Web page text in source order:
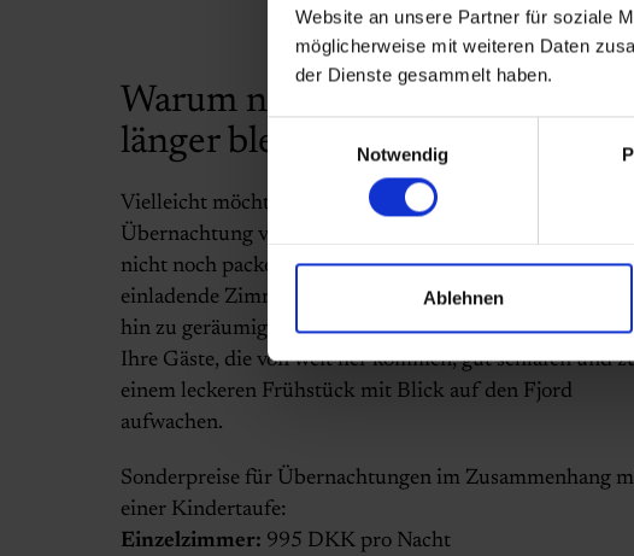
Website an unsere Partner für soziale
möglicherweise mit weiteren Daten
der Dienste gesammelt haben.
Einwilligungsauswahl
Notwendig
Ablehnen
Warum nicht noch ein bisschen
länger bleiben?
Vielleicht möchten Sie Ihren Aufenthalt um eine
Übernachtung verlängern? Dann müssen Sie nach der
nicht noch packen und nach Hause fahren. Wir haben
einladende Zimmer. Von gemütlichen Doppelzimmern bis
hin zu geräumigen Suiten. Hier können sowohl Sie als
Ihre Gäste, die von weit her kommen, gut schlafen und
einem leckeren Frühstück mit Blick auf den Fjord
aufwachen.
Sonderpreise für Übernachtungen im Zusammenhang
einer Kindertaufe:
Einzelzimmer: 995 DKK pro Nacht